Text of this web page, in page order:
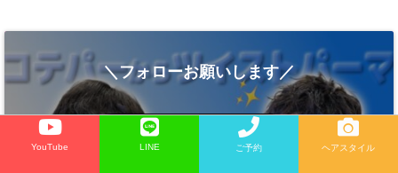
＼フォローお願いします／
YouTube LINE ご予約 ヘアスタイル